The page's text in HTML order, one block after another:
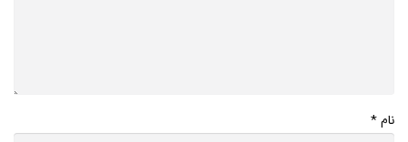
نام*